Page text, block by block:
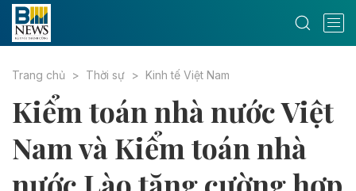
Trang chủ Thời sự Kinh tế Việt Nam
Kiểm toán nhà nước Việt
Nam và Kiểm toán nhà